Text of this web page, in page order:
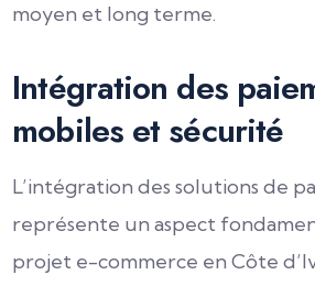
moyen et long terme.
Intégration des
mobiles et sécurité
L’intégration des solutions de
représente un aspect
projet e-commerce en Côte